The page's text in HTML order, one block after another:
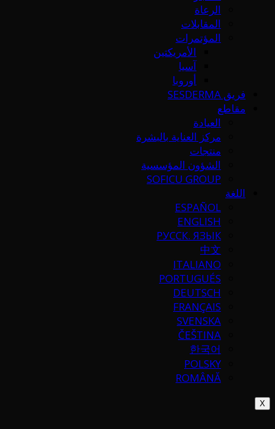
الرعاة
المقابلات
المؤتمرات
الأمريكتين
آسيا
أوروبا
فريق SESDERMA
مقاطع
العيادة
مركز العناية بالبشرة
منتجات
الشؤون المؤسسية
SOFICU GROUP
اللغة
ESPAÑOL
ENGLISH
РУССК. ЯЗЫК
中文
ITALIANO
PORTUGUÉS
DEUTSCH
FRANÇAIS
SVENSKA
ČEŠTINA
한국어
POLSKY
ROMÂNĂ
X